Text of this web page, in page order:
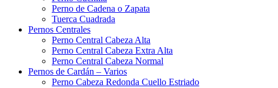
Perno de Cadena o Zapata
Tuerca Cuadrada
Pernos Centrales
Perno Central Cabeza Alta
Perno Central Cabeza Extra Alta
Perno Central Cabeza Normal
Pernos de Cardán – Varios
Perno Cabeza Redonda Cuello Estriado